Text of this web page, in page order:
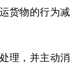
货物的行为减
理，并主动消